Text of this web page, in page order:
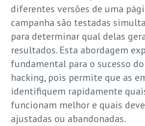
diferentes versões de uma
campanha são testadas
para determinar qual delas
resultados. Esta abordagem
fundamental para o sucesso
hacking, pois permite que as
identifiquem rapidamente
funcionam melhor e quais
ajustadas ou abandonadas.